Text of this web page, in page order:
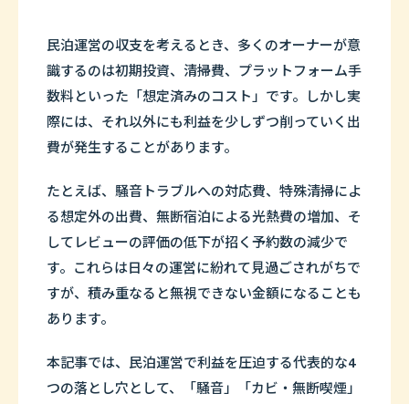
民泊運営の収支を考えるとき、多くのオーナーが意
識するのは初期投資、清掃費、プラットフォーム手
数料といった「想定済みのコスト」です。しかし実
際には、それ以外にも利益を少しずつ削っていく出
費が発生することがあります。
たとえば、騒音トラブルへの対応費、特殊清掃によ
る想定外の出費、無断宿泊による光熱費の増加、そ
してレビューの評価の低下が招く予約数の減少で
す。これらは日々の運営に紛れて見過ごされがちで
すが、積み重なると無視できない金額になることも
あります。
本記事では、民泊運営で利益を圧迫する代表的な4
つの落とし穴として、「騒音」「カビ・無断喫煙」